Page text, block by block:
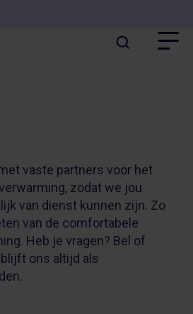
vaste partners voor het
zodat we jou
van dienst kunnen zijn. Zo
van de comfortabele
Heb je vragen? Bel of
ons altijd als